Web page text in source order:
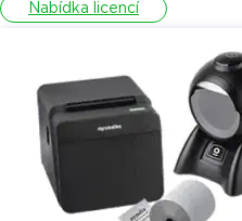
Nabídka licencí